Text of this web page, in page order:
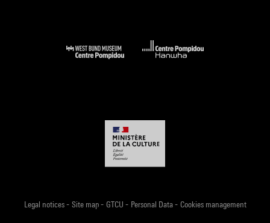
Legal notices- Site map- GTCU - Personal Data- Cookies management